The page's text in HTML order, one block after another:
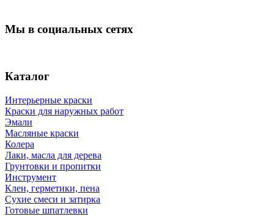
Мы в социальных сетях
Каталог
Интерьерные краски
Краски для наружных работ
Эмали
Масляные краски
Колера
Лаки, масла для дерева
Грунтовки и пропитки
Инструмент
Клеи, герметики, пена
Сухие смеси и затирка
Готовые шпатлевки